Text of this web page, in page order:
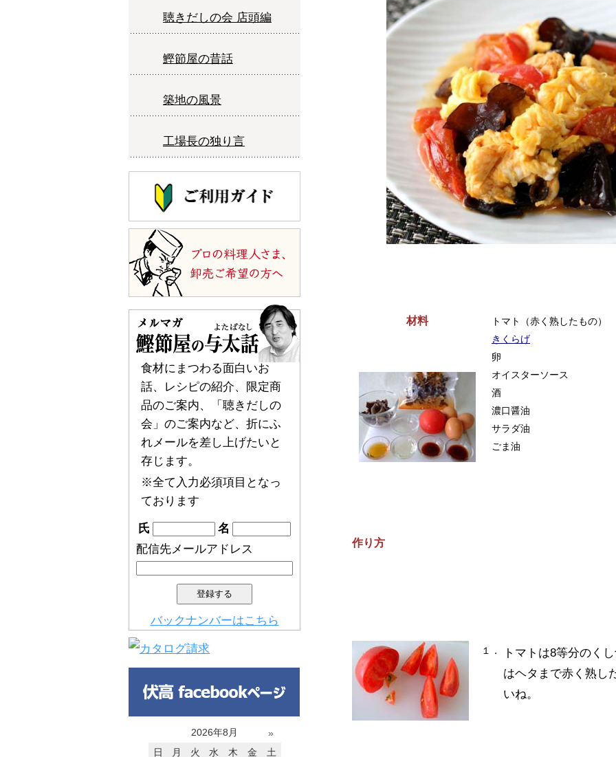
材料 トマト（赤く熟したもの）
きくらげ
卵
オイスターソース
酒
濃口醤油
サラダ油
ごま油
作り方
１．
トマトは8等分のく
はヘタまで赤く熟し
いね。
聴きだしの会 店頭編
鰹節屋の昔話
築地の風景
工場長の独り言
食材にまつわる面白いお
話、レシピの紹介、限定商
品のご案内、「聴きだしの
会」のご案内など、折にふ
れメールを差し上げたいと
存じます。
※全て入力必須項目となっ
ております
氏
名
配信先メールアドレス
バックナンバーはこちら